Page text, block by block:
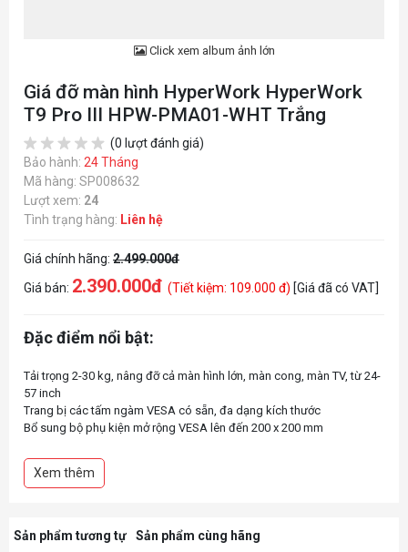
Click xem album ảnh lớn
Giá đỡ màn hình HyperWork HyperWork
T9 Pro III HPW-PMA01-WHT Trắng
(0 lượt đánh giá)
Bảo hành: 24 Tháng
Mã hàng: SP008632
Lượt xem: 24
Tình trạng hàng: Liên hệ
Giá chính hãng: 2.499.000đ
Giá bán: 2.390.000đ (Tiết kiệm: 109.000 đ) [Giá đã có VAT]
Đặc điểm nổi bật:
Tải trọng 2-30 kg, nâng đỡ cả màn hình lớn, màn cong, màn TV, từ 24-
57 inch
Trang bị các tấm ngàm VESA có sẵn, đa dạng kích thước
Bổ sung bộ phụ kiện mở rộng VESA lên đến 200 x 200 mm
gaming
Trợ lực piston HyperLift Max, cơ chế cổ Fluid Arc gia cố, nâng đỡ ổn
dễ lắp đặt, an toàn sử dụng
Xem thêm
Sản phẩm tương tự Sản phẩm cùng hãng